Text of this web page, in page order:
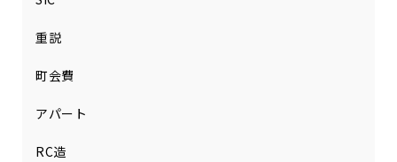
重説
町会費
アパート
RC造